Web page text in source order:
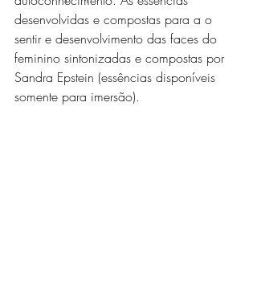
desenvolvidas e compostas para a o
sentir e desenvolvimento das faces do
feminino sintonizadas e compostas por
Sandra Epstein (essências disponíveis
somente para imersão).